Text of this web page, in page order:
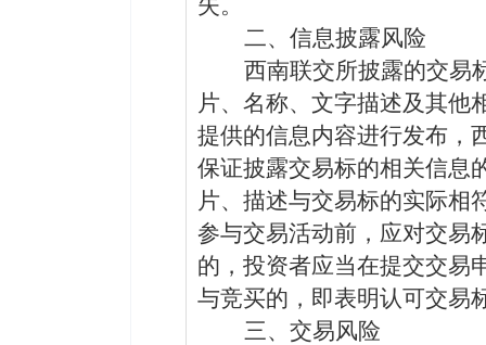
失。
二、 信息披露风险
西南联交所披露的交易
片、名称、文字描述及其他
提供的信息内容进行发布，
保证披露交易标的相关信息
片、描述与交易标的实际相
参与交易活动前，应对交易
的，投资者应当在提交交易
与竞买的，即表明认可交易
三、交易风险